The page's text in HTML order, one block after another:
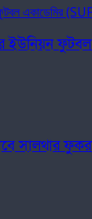
ইউনিয়ন
সালথার